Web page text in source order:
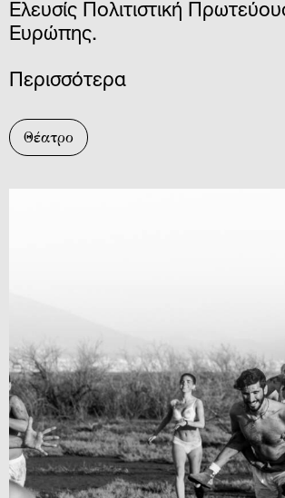
Ελευσίς Πολιτιστική
Ευρώπης.
Περισσότερα
Θέατρο